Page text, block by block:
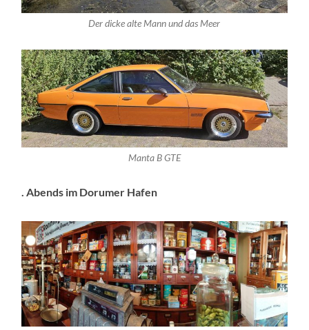
Der dicke alte Mann und das Meer
Manta B GTE
. Abends im Dorumer Hafen